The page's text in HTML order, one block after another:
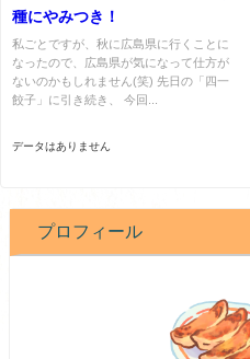
種にやみつき！
私ごとですが、秋に広島県に行くことに
なったので、広島県が気になって仕方が
ないのかもしれません(笑) 先日の「四一
餃子」に引き続き、 今回...
データはありません
プロフィール